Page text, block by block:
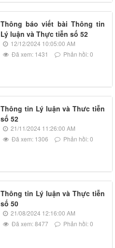
Thông báo viết bài Thông tin
Lý luận và Thực tiễn số 52
12/12/2024 10:05:00 AM
Đã xem: 1431
Phản hồi: 0
Thông tin Lý luận và Thưc tiễn
số 52
21/11/2024 11:26:00 AM
Đã xem: 1306
Phản hồi: 0
Thông tin Lý luận và Thực tiễn
số 50
21/08/2024 12:16:00 AM
Đã xem: 8477
Phản hồi: 0